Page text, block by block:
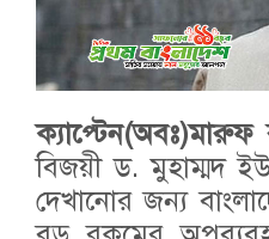
ক্যাপ্টেন(অবঃ)মারুফ
বিজয়ী ড. মুহাম্মদ
দেখানোর জন্য